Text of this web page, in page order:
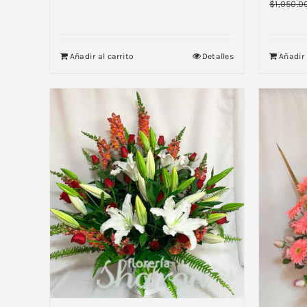
Añadir al carrito Detalles
$
Añadir